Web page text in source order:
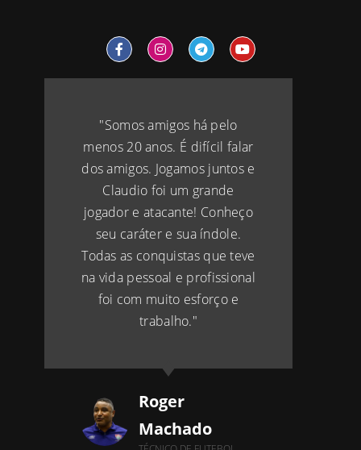
"Somos amigos há pelo
menos 20 anos. É difícil falar
dos amigos. Jogamos juntos e
Claudio foi um grande
jogador e atacante! Conheço
seu caráter e sua índole.
Todas as conquistas que teve
na vida pessoal e profissional
foi com muito esforço e
trabalho."
Roger
Machado